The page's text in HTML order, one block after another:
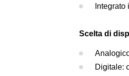
Scelta di
Digitale: